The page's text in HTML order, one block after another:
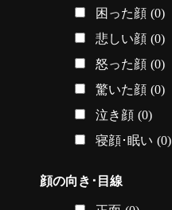
困った顔 (0)
悲しい顔 (0)
怒った顔 (0)
驚いた顔 (0)
泣き顔 (0)
寝顔･眠い (0)
顔の向き･目線